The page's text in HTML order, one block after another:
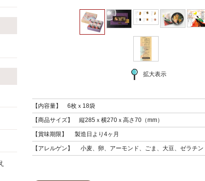
拡大表示
【内容量】 6枚ｘ18袋
【商品サイズ】 縦285ｘ横270ｘ高さ70（mm）
【賞味期限】 製造日より4ヶ月
【アレルゲン】 小麦、卵、アーモンド、ごま、大豆、ゼラチン